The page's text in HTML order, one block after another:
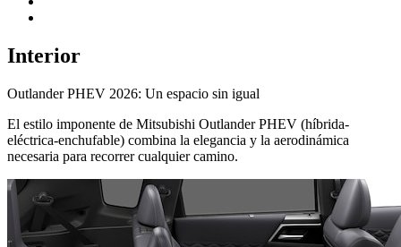
Interior
Outlander PHEV 2026: Un espacio sin igual
El estilo imponente de Mitsubishi Outlander PHEV (híbrida-
eléctrica-enchufable) combina la elegancia y la aerodinámica
necesaria para recorrer cualquier camino.